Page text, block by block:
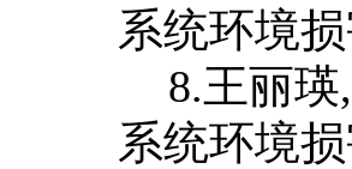
系统环境
8.王丽瑛
系统环境